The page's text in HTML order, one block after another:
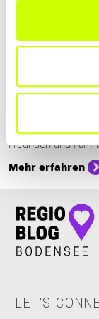
DIE …
Kochkurse bieten
Fähigkeiten zu
Freunden und
Mehr erfahren
LET'S